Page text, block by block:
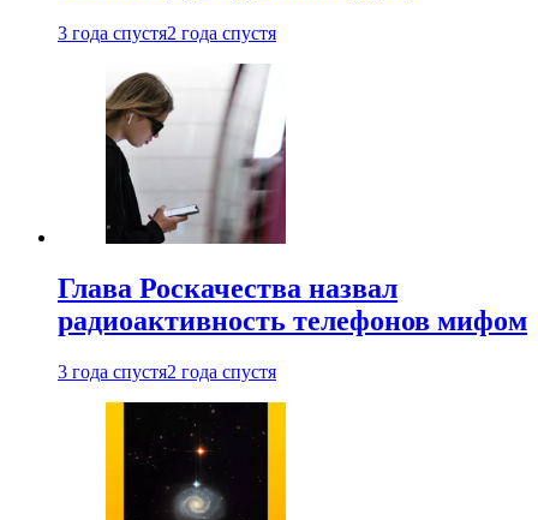
3 года спустя2 года спустя
Глава Роскачества назвал
радиоактивность телефонов мифом
3 года спустя2 года спустя